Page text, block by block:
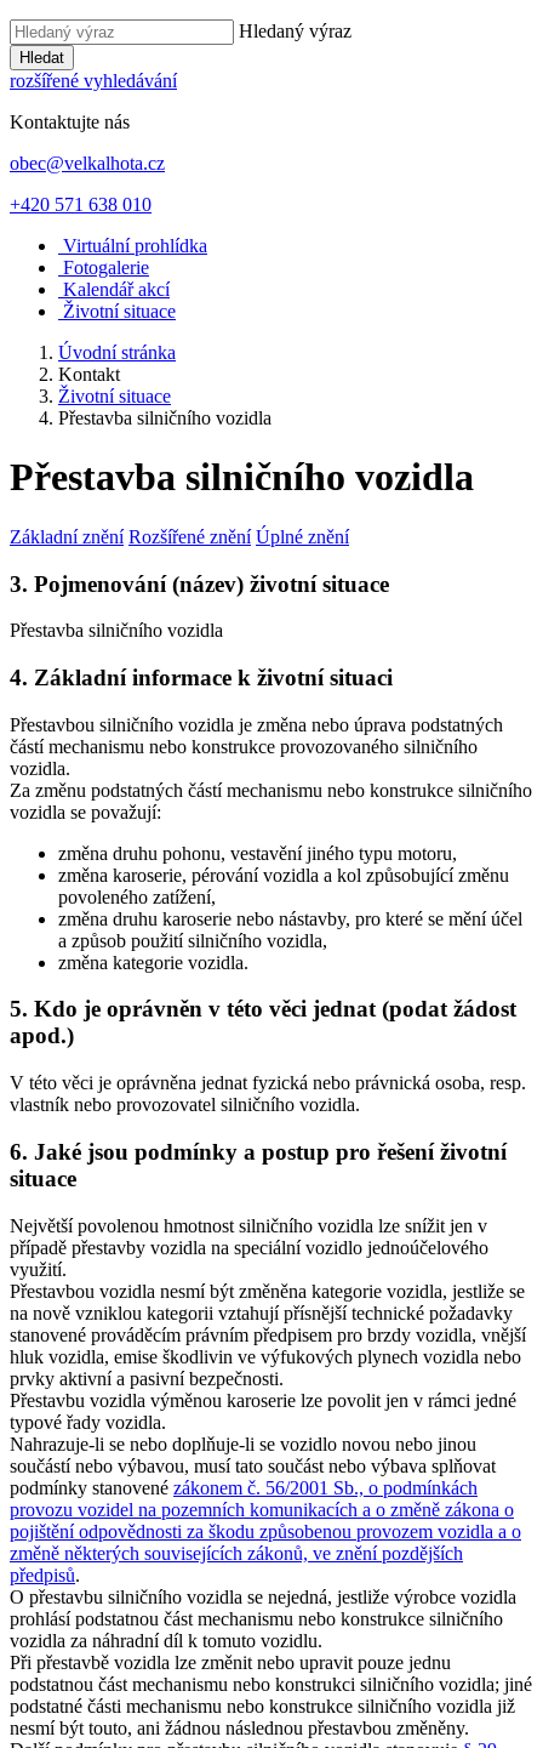
Hledaný výraz
Hledat
rozšířené vyhledávání
Kontaktujte nás
obec@velkalhota.cz
+420 571 638 010
Virtuální prohlídka
Fotogalerie
Kalendář akcí
Životní situace
Úvodní stránka
Kontakt
Životní situace
Přestavba silničního vozidla
Přestavba silničního vozidla
Základní znění Rozšířené znění Úplné znění
3. Pojmenování (název) životní situace
Přestavba silničního vozidla
4. Základní informace k životní situaci
Přestavbou silničního vozidla je změna nebo úprava podstatných
částí mechanismu nebo konstrukce provozovaného silničního
vozidla.
Za změnu podstatných částí mechanismu nebo konstrukce silničního
vozidla se považují:
změna druhu pohonu, vestavění jiného typu motoru,
změna karoserie, pérování vozidla a kol způsobující změnu
povoleného zatížení,
změna druhu karoserie nebo nástavby, pro které se mění účel
a způsob použití silničního vozidla,
změna kategorie vozidla.
5. Kdo je oprávněn v této věci jednat (podat žádost
apod.)
V této věci je oprávněna jednat fyzická nebo právnická osoba, resp.
vlastník nebo provozovatel silničního vozidla.
6. Jaké jsou podmínky a postup pro řešení životní
situace
Největší povolenou hmotnost silničního vozidla lze snížit jen v
případě přestavby vozidla na speciální vozidlo jednoúčelového
využití.
Přestavbou vozidla nesmí být změněna kategorie vozidla, jestliže se
na nově vzniklou kategorii vztahují přísnější technické požadavky
stanovené prováděcím právním předpisem pro brzdy vozidla, vnější
hluk vozidla, emise škodlivin ve výfukových plynech vozidla nebo
prvky aktivní a pasivní bezpečnosti.
Přestavbu vozidla výměnou karoserie lze povolit jen v rámci jedné
typové řady vozidla.
Nahrazuje-li se nebo doplňuje-li se vozidlo novou nebo jinou
součástí nebo výbavou, musí tato součást nebo výbava splňovat
podmínky stanovené zákonem č. 56/2001 Sb., o podmínkách
provozu vozidel na pozemních komunikacích a o změně zákona o
pojištění odpovědnosti za škodu způsobenou provozem vozidla a o
změně některých souvisejících zákonů, ve znění pozdějších
předpisů.
O přestavbu silničního vozidla se nejedná, jestliže výrobce vozidla
prohlásí podstatnou část mechanismu nebo konstrukce silničního
vozidla za náhradní díl k tomuto vozidlu.
Při přestavbě vozidla lze změnit nebo upravit pouze jednu
podstatnou část mechanismu nebo konstrukci silničního vozidla; jiné
podstatné části mechanismu nebo konstrukce silničního vozidla již
nesmí být touto, ani žádnou následnou přestavbou změněny.